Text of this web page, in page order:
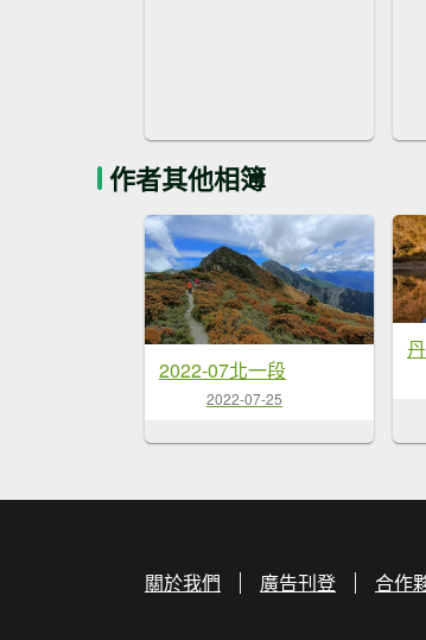
作者其他相簿
2022-07北一段
2022-07-25
關於我們 廣告刊登 合作